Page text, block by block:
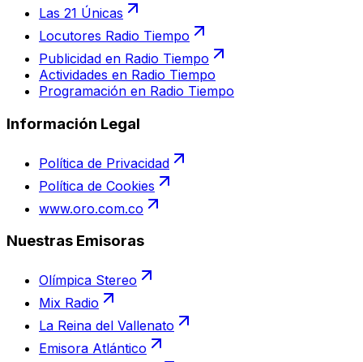
Las 21 Únicas
Locutores Radio Tiempo
Publicidad en Radio Tiempo
Actividades en Radio Tiempo
Programación en Radio Tiempo
Información Legal
Política de Privacidad
Política de Cookies
www.oro.com.co
Nuestras Emisoras
Olímpica Stereo
Mix Radio
La Reina del Vallenato
Emisora Atlántico